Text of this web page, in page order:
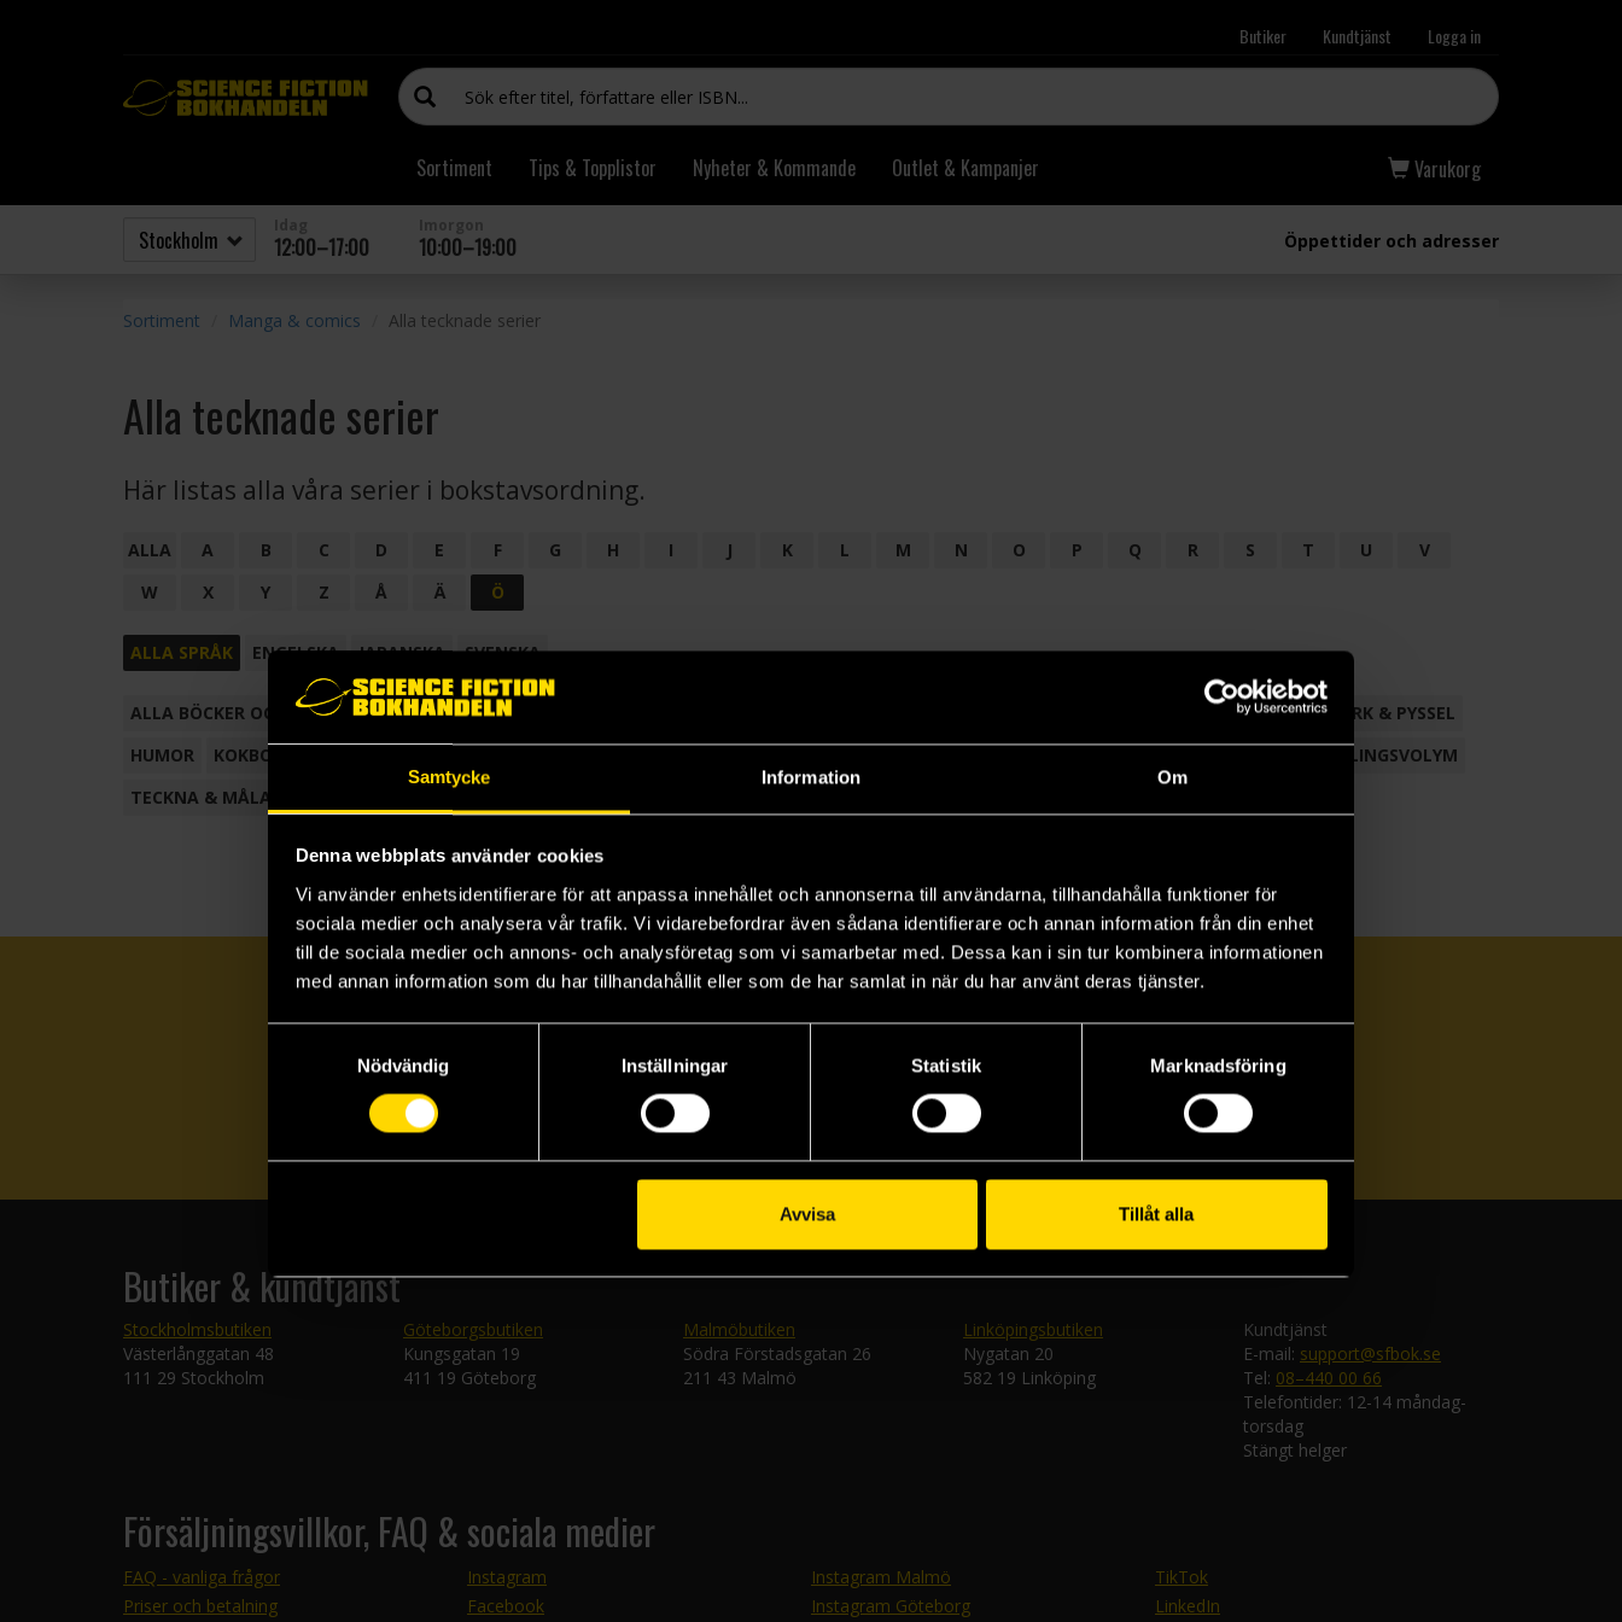
Samtycke Information Om
Denna webbplats använder cookies
Vi använder enhetsidentifierare för att anpassa innehållet och annonserna till användarna, tillhandahålla funktioner för
sociala medier och analysera vår trafik. Vi vidarebefordrar även sådana identifierare och annan information från din enhet
till de sociala medier och annons- och analysföretag som vi samarbetar med. Dessa kan i sin tur kombinera informationen
med annan information som du har tillhandahållit eller som de har samlat in när du har använt deras tjänster.
Nödvändig
Inställningar Statistik Marknadsföring
Avvisa Tillåt alla
Butiker Kundtjänst Logga in
Sortiment Tips & Topplistor Nyheter & Kommande Outlet & Kampanjer Varukorg
12:00–17:00 10:00–19:00 Öppettider och adresser
Sortiment Manga & comics Alla tecknade serier
Alla tecknade serier
Här listas alla våra serier i bokstavsordning.
ALLA A B C D E F G H I J K L M N O P Q R S T U
V
W
X Y Z Å Ä Ö
ALLA SPRÅK ENGELSKA JAPANSKA SVENSKA
ALLA BÖCKER OCH TECKNADE SERIER ANTOLOGI FACKLITTERATUR
HANTVERK & PYSSEL
HUMOR
KOKBOK
SAMLINGSVOLYM
TECKNA & MÅLA
Prenumerera på vårt nyhetsbrev
Butiker & kundtjänst
Stockholmsbutiken
Västerlånggatan 48
111 29 Stockholm
Göteborgsbutiken
Kungsgatan 19
411 19 Göteborg
Malmöbutiken
Södra Förstadsgatan 26
211 43 Malmö
Linköpingsbutiken
Nygatan 20
582 19 Linköping
Kundtjänst
E-mail: support@sfbok.se
Tel: 08–440 00 66
Telefontider: 12-14 måndag-
torsdag
Stängt helger
Försäljningsvillkor, FAQ & sociala medier
FAQ - vanliga frågor
Priser och betalning
Instagram
Facebook
Instagram Malmö
Instagram Göteborg
TikTok
LinkedIn